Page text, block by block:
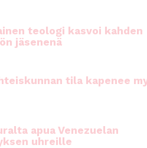
teologi kasvoi kahden
jäsenenä
tila kapenee
apua Venezuelan
uhreille